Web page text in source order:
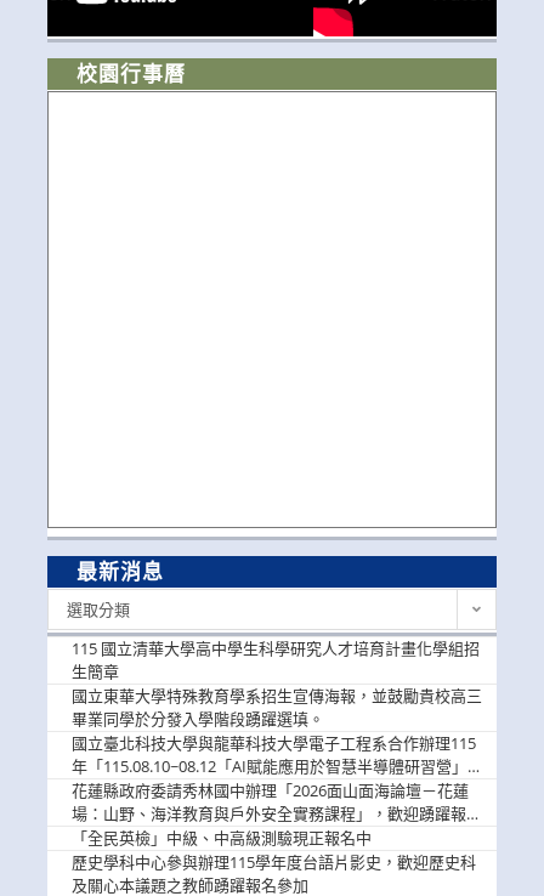
校園行事曆
最新消息
選取分類
115 國立清華大學高中學生科學研究人才培育計畫化學組招
生簡章
國立東華大學特殊教育學系招生宣傳海報，並鼓勵貴校高三
畢業同學於分發入學階段踴躍選填。
國立臺北科技大學與龍華科技大學電子工程系合作辦理115
年「115.08.10~08.12「AI賦能應用於智慧半導體研習營」，
歡迎學生踴躍報名參加
花蓮縣政府委請秀林國中辦理「2026面山面海論壇－花蓮
場：山野、海洋教育與戶外安全實務課程」，歡迎踴躍報名
參加
「全民英檢」中級、中高級測驗現正報名中
歷史學科中心參與辦理115學年度台語片影史，歡迎歷史科
及關心本議題之教師踴躍報名參加